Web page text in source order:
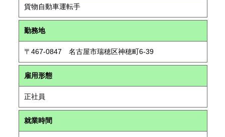
貨物自動車運転手
勤務地
〒467-0847 名古屋市瑞穂区神穂町6-39
雇用形態
正社員
就業時間